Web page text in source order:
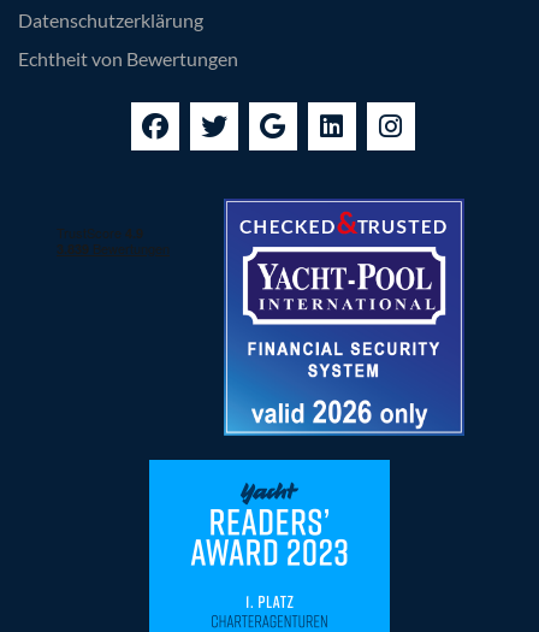
Datenschutzerklärung
Echtheit von Bewertungen